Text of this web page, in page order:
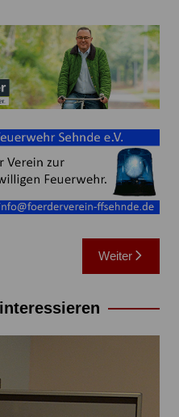
Weiter